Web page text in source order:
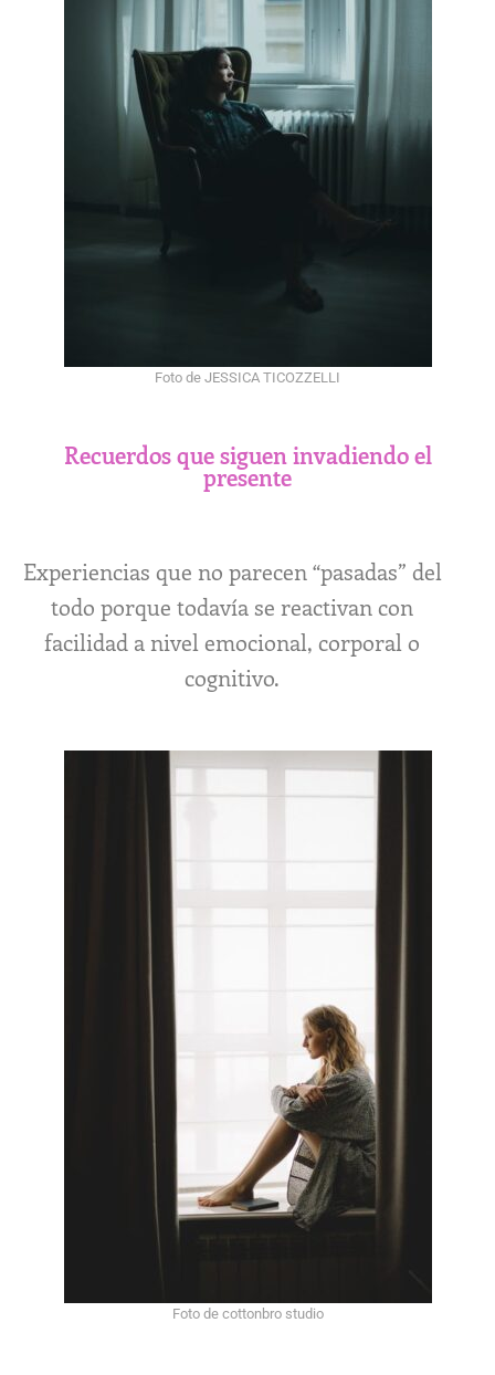
Foto de JESSICA TICOZZELLI
Recuerdos que siguen invadiendo el
presente
Experiencias que no parecen “pasadas” del
todo porque todavía se reactivan con
facilidad a nivel emocional, corporal o
cognitivo.
Foto de cottonbro studio